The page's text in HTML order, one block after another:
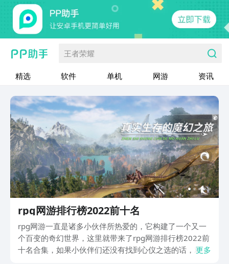
王者荣耀
精选 软件 单机 网游 资讯
rpg网游排行榜2022前十名
rpg网游一直是诸多小伙伴所热爱的，它构建了一个又一
个百变的奇幻世界，这里就带来了rpg网游排行榜2022前
十名合集，如果小伙伴们还没有找到心仪之选的话，就一
更多